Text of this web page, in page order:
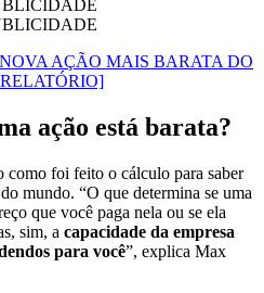
AÇÃO MAIS BARATA DO
ação está barata?
como foi feito o cálculo para saber
mundo. “O que determina se uma
que você paga nela ou se ela
sim, a capacidade da empresa
para você”, explica Max